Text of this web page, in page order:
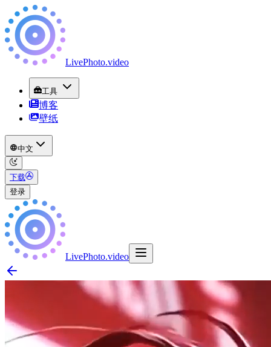
LivePhoto.video
工具
博客
壁纸
中文
下载
登录
LivePhoto.video